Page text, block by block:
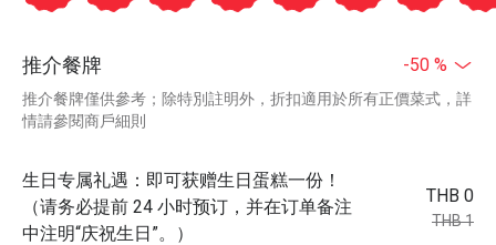
推介餐牌 -50 %
推介餐牌僅供參考；除特別註明外，折扣適用於所有正價菜式，詳
情請參閱商戶細則
生日专属礼遇：即可获赠生日蛋糕一份！
（请务必提前 24 小时预订，并在订单备注
中注明“庆祝生日”。）
THB 0
THB 1